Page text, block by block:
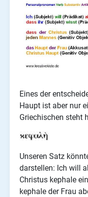
Eines der
Haupt ist aber nur
Griechischen steht
Unseren Satz
darstellen: Ich will
Christus kephale
kephale der Frau